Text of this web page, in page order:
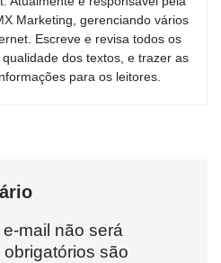
Marketing, gerenciando vários
Escreve e revisa todos os
dos textos, e trazer as
para os leitores.
mail não será
são